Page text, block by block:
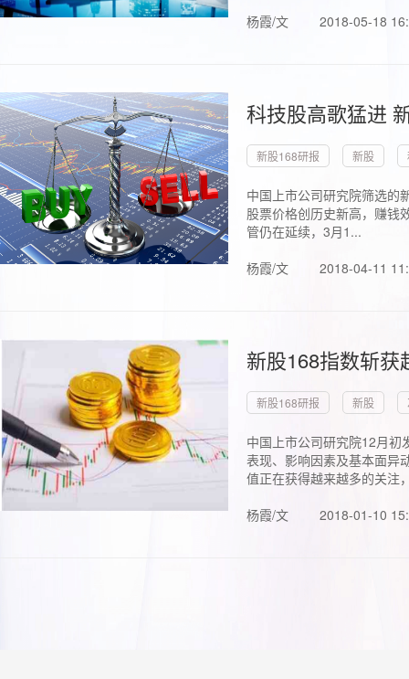
杨霞/文 2018-05-18
科技股高歌猛进
新股168研报 新股
中国上市公司研究院筛选的
股票价格创历史新高，赚钱
管仍在延续，3月1...
杨霞/文
2018-04-11
新股168指数斩
新股168研报 新股
中国上市公司研究院12月初
表现、影响因素及基本面异
值正在获得越来越多的关注
杨霞/文
2018-01-10